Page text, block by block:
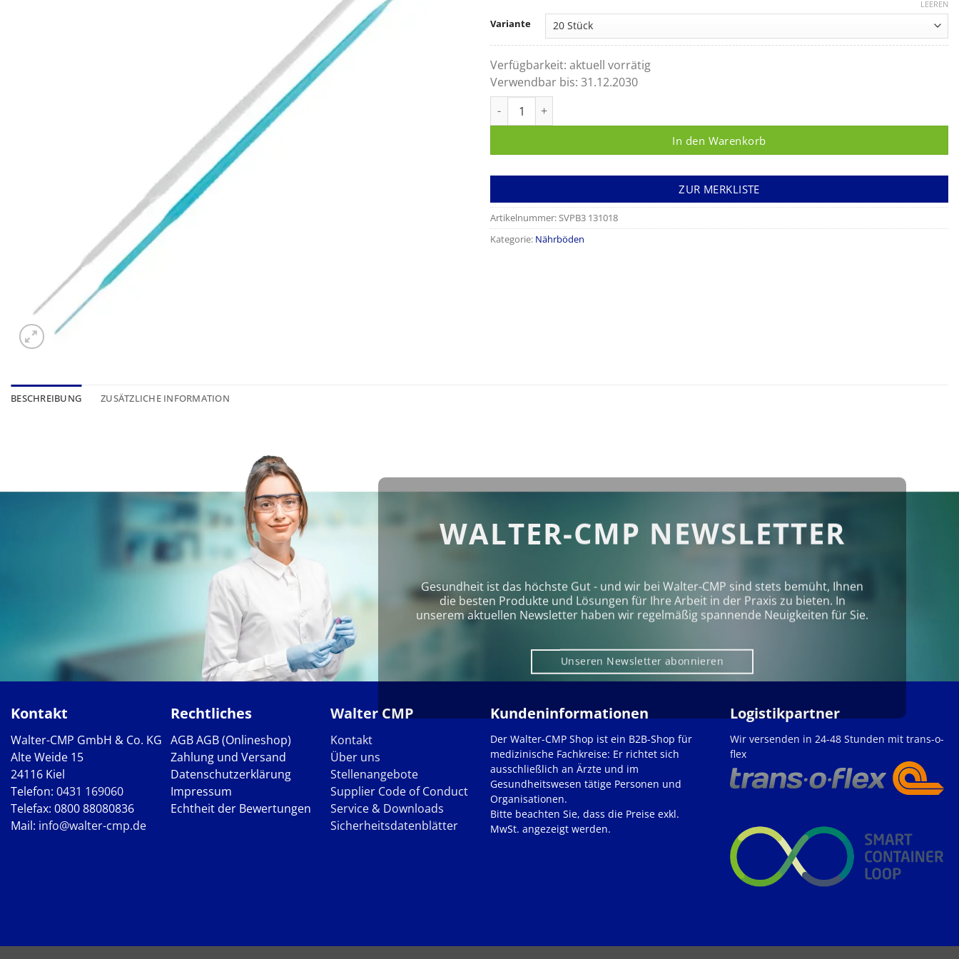
Variante
LEEREN
Verfügbarkeit: aktuell vorrätig
Verwendbar bis: 31.12.2030
In den Warenkorb
ZUR MERKLISTE
Artikelnummer:SVPB3 131018
Kategorie: Nährböden
BESCHREIBUNG ZUSÄTZLICHE INFORMATION
WALTER-CMP NEWSLETTER
Gesundheit ist das höchste Gut - und wir bei Walter‑CMP sind stets bemüht, Ihnen
die besten Produkte und Lösungen für Ihre Arbeit in der Praxis zu bieten. In
unserem aktuellen Newsletter haben wir regelmäßig spannende Neuigkeiten für Sie.
Unseren Newsletter abonnieren
Kontakt
Walter-CMP GmbH & Co. KG
Alte Weide 15
24116 Kiel
Telefon: 0431 169060
Telefax: 0800 88080836
Mail: info@walter-cmp.de
Rechtliches
AGBAGB (Onlineshop)
Zahlung und Versand
Datenschutzerklärung
Impressum
Echtheit der Bewertungen
Walter CMP
Kontakt
Über uns
Stellenangebote
Supplier Code of Conduct
Service & Downloads
Sicherheitsdatenblätter
Kundeninformationen
Der Walter-CMP Shop ist ein B2B-Shop für
medizinische Fachkreise: Er richtet sich
ausschließlich an Ärzte und im
Gesundheitswesen tätige Personen und
Organisationen.
Bitte beachten Sie, dass die Preise exkl.
MwSt. angezeigt werden.
Logistikpartner
Wir versenden in 24-48 Stunden mit trans-o-
flex